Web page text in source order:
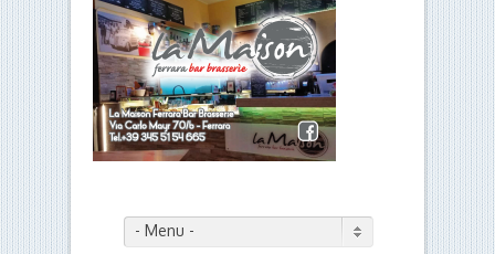
- Menu -